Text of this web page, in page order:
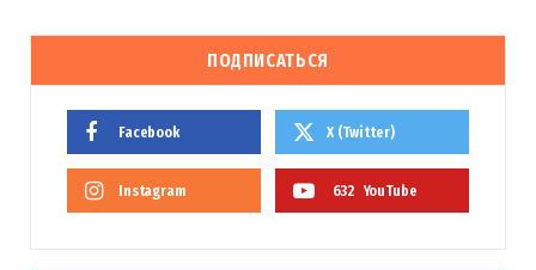
ПОДПИСАТЬСЯ
Facebook X (Twitter)
Instagram 632 YouTube